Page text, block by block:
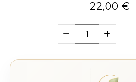
22,00 €